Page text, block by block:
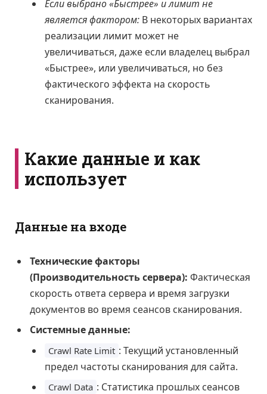
Если выбрано «Быстрее» и лимит не
является фактором: В некоторых вариантах
реализации лимит может не
увеличиваться, даже если владелец выбрал
«Быстрее», или увеличиваться, но без
фактического эффекта на скорость
сканирования.
Какие данные и как
использует
Данные на входе
Технические факторы
(Производительность сервера): Фактическая
скорость ответа сервера и время загрузки
документов во время сеансов сканирования.
Системные данные:
Crawl Rate Limit : Текущий установленный
предел частоты сканирования для сайта.
Crawl Data : Статистика прошлых сеансов